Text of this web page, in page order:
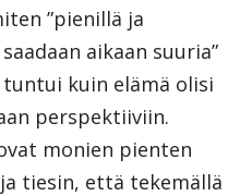
”pienillä ja
aikaan suuria”
kuin elämä olisi
perspektiiviin.
monien pienten
tiesin, että tekemällä